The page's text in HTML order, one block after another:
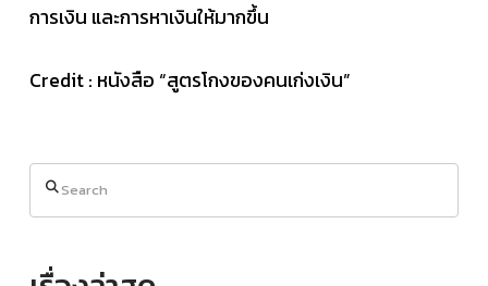
การเงิน และการหาเงินให้มากขึ้น
Credit : หนังสือ “สูตรโกงของคนเก่งเงิน”
Search